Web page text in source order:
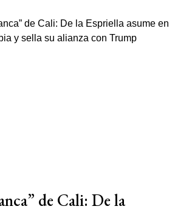
de Cali: De la